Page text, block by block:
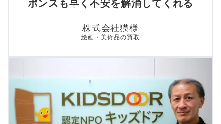
ポンスも早く不安を解消してくれる
株式会社獏様
絵画・美術品の買取